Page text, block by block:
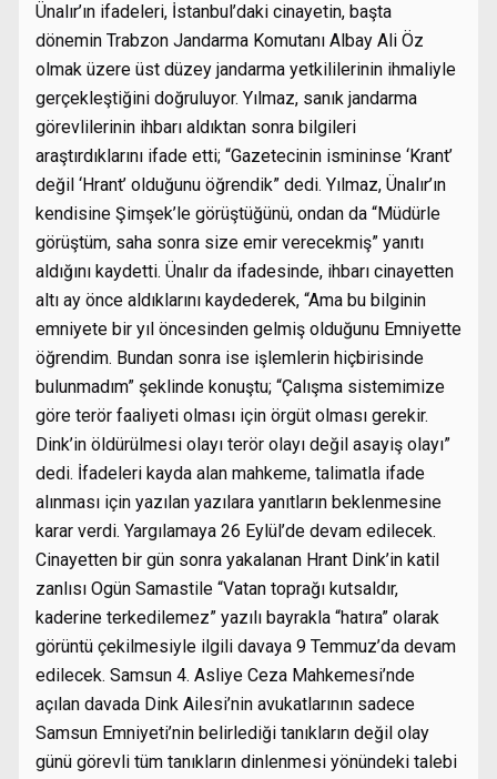
Ünalır’ın ifadeleri, İstanbul’daki cinayetin, başta
dönemin Trabzon Jandarma Komutanı Albay Ali Öz
olmak üzere üst düzey jandarma yetkililerinin ihmaliyle
gerçekleştiğini doğruluyor. Yılmaz, sanık jandarma
görevlilerinin ihbarı aldıktan sonra bilgileri
araştırdıklarını ifade etti; “Gazetecinin ismininse ‘Krant’
değil ‘Hrant’ olduğunu öğrendik” dedi. Yılmaz, Ünalır’ın
kendisine Şimşek’le görüştüğünü, ondan da “Müdürle
görüştüm, saha sonra size emir verecekmiş” yanıtı
aldığını kaydetti. Ünalır da ifadesinde, ihbarı cinayetten
altı ay önce aldıklarını kaydederek, “Ama bu bilginin
emniyete bir yıl öncesinden gelmiş olduğunu Emniyette
öğrendim. Bundan sonra ise işlemlerin hiçbirisinde
bulunmadım” şeklinde konuştu; “Çalışma sistemimize
göre terör faaliyeti olması için örgüt olması gerekir.
Dink’in öldürülmesi olayı terör olayı değil asayiş olayı”
dedi. İfadeleri kayda alan mahkeme, talimatla ifade
alınması için yazılan yazılara yanıtların beklenmesine
karar verdi. Yargılamaya 26 Eylül’de devam edilecek.
Cinayetten bir gün sonra yakalanan Hrant Dink’in katil
zanlısı Ogün Samastile “Vatan toprağı kutsaldır,
kaderine terkedilemez” yazılı bayrakla “hatıra” olarak
görüntü çekilmesiyle ilgili davaya 9 Temmuz’da devam
edilecek. Samsun 4. Asliye Ceza Mahkemesi’nde
açılan davada Dink Ailesi’nin avukatlarının sadece
Samsun Emniyeti’nin belirlediği tanıkların değil olay
günü görevli tüm tanıkların dinlenmesi yönündeki talebi